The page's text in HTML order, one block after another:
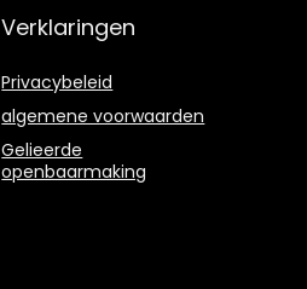
Verklaringen
Privacybeleid
algemene voorwaarden
Gelieerde
openbaarmaking